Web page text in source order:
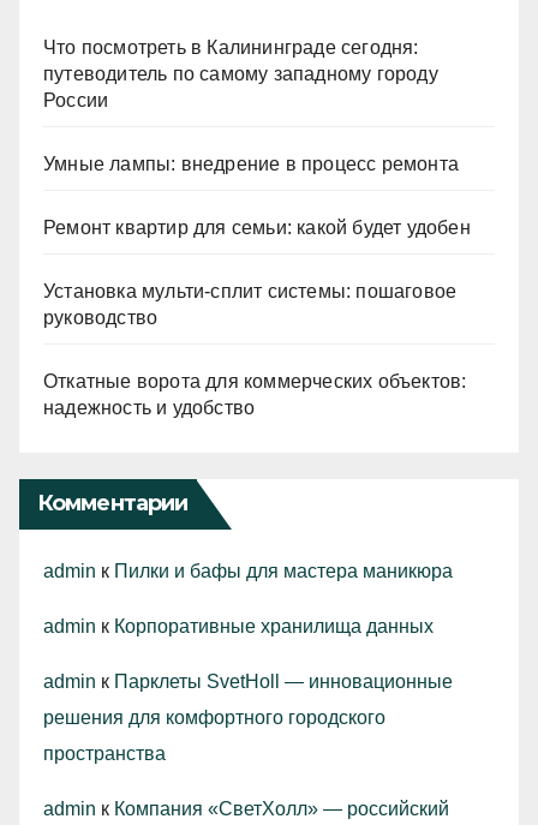
Что посмотреть в Калининграде сегодня:
путеводитель по самому западному городу
России
Умные лампы: внедрение в процесс ремонта
Ремонт квартир для семьи: какой будет удобен
Установка мульти-сплит системы: пошаговое
руководство
Откатные ворота для коммерческих объектов:
надежность и удобство
Комментарии
admin к Пилки и бафы для мастера маникюра
admin к Корпоративные хранилища данных
admin к Парклеты SvetHoll — инновационные
решения для комфортного городского
пространства
admin к Компания «СветХолл» — российский